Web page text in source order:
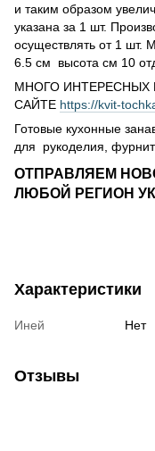
и таким образом
указана за 1 шт.
осуществлять от 1 шт.
6.5 см высота см 10
МНОГО
САЙТЕ https://kvit-
Готовые кухонные
для рукоделия,
ОТПРАВЛЯЕМ
ЛЮБОЙ РЕГИОН
Характеристики
Иней Нет
Отзывы